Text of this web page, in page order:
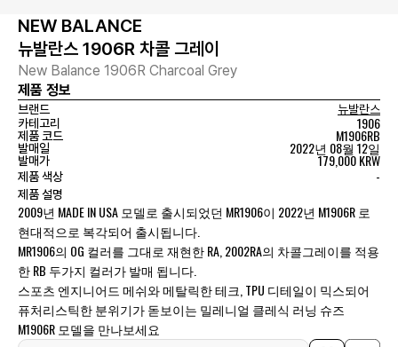
NEW BALANCE
뉴발란스 1906R 차콜 그레이
New Balance 1906R Charcoal Grey
제품 정보
브랜드
뉴발란스
카테고리
1906
제품 코드 M1906RB
발매일 2022년 08월 12일
발매가 179,000 KRW
제품 색상 -
제품 설명
2009년 MADE IN USA 모델로 출시되었던 MR1906이 2022년 M1906R 로
현대적으로 복각되어 출시됩니다.
MR1906의 OG 컬러를 그대로 재현한 RA, 2002RA의 차콜그레이를 적용
한 RB 두가지 컬러가 발매 됩니다.
스포츠 엔지니어드 메쉬와 메탈릭한 테크, TPU 디테일이 믹스되어
퓨처리스틱한 분위기가 돋보이는 밀레니얼 클레식 러닝 슈즈
M1906R 모델을 만나보세요